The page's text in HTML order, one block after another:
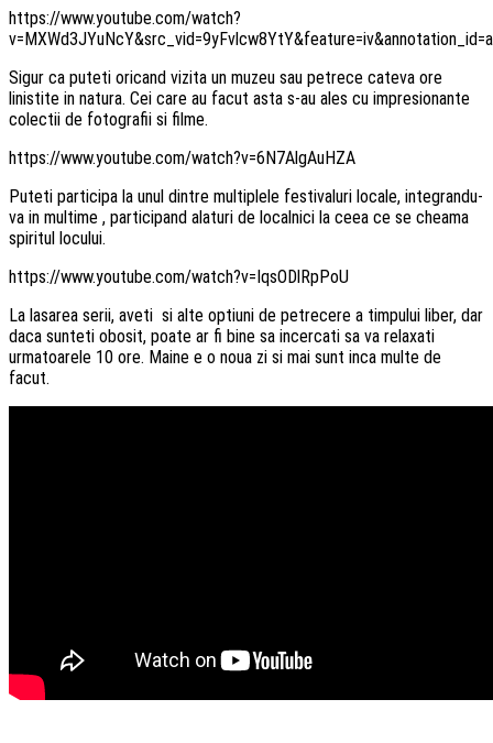
https://www.youtube.com/watch?
Sigur ca puteti oricand vizita un muzeu sau petrece cateva ore
linistite in natura. Cei care au facut asta s-au ales cu impresionante
colectii de fotografii si filme.
https://www.youtube.com/watch?v=6N7AlgAuHZA
Puteti participa la unul dintre multiplele festivaluri locale, integrandu-
va in multime , participand alaturi de localnici la ceea ce se cheama
spiritul locului.
https://www.youtube.com/watch?v=IqsODlRpPoU
La lasarea serii, aveti si alte optiuni de petrecere a timpului liber, dar
daca sunteti obosit, poate ar fi bine sa incercati sa va relaxati
urmatoarele 10 ore. Maine e o noua zi si mai sunt inca multe de
facut.